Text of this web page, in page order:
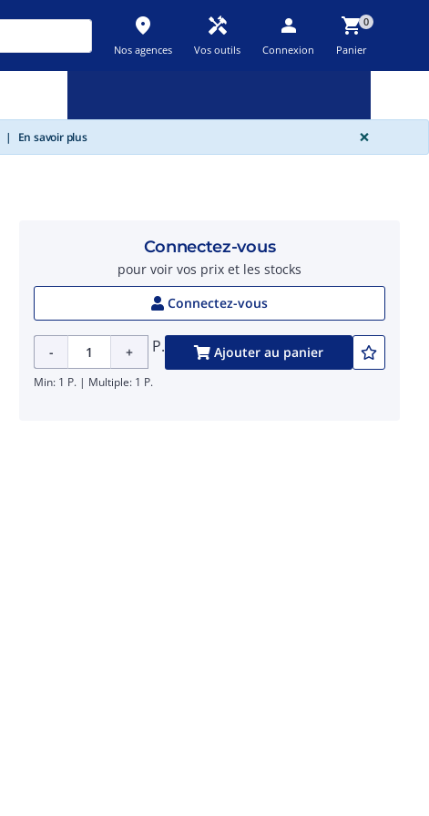
place
Nos agences
handyman
Vos outils
person
Connexion
shopping_cart0
Panier
| En savoir plus ×
Connectez-vous
pour voir vos prix et les stocks
Connectez-vous
- + P. Ajouter au panier
Min: 1 P. | Multiple: 1 P.